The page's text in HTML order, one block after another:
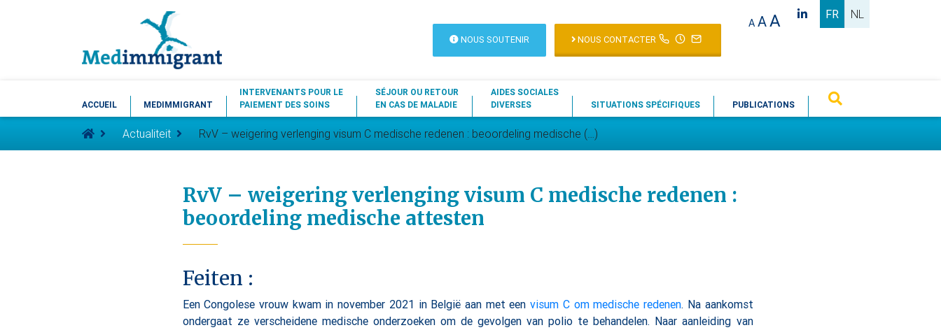
NOUS SOUTENIR NOUS CONTACTER
A AA FR NL
ACCUEIL MEDIMMIGRANT
INTERVENANTS POUR LE
PAIEMENT DES SOINS
SÉJOUR OU RETOUR
EN CAS DE MALADIE
AIDES SOCIALES
DIVERSES
SITUATIONS SPÉCIFIQUES PUBLICATIONS
Actualiteit RvV – weigering verlenging visum C medische redenen : beoordeling medische (…)
RvV – weigering verlenging visum C medische redenen :
beoordeling medische attesten
Feiten :
Een Congolese vrouw kwam in november 2021 in België aan met eenvisum C om medische redenen. Na aankomst
ondergaat ze verscheidene medische onderzoeken om de gevolgen van polio te behandelen. Naar aanleiding van